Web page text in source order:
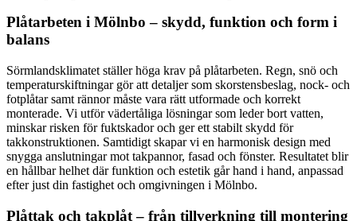
Plåtarbeten i Mölnbo – skydd, funktion och form i
balans
Sörmlandsklimatet ställer höga krav på plåtarbeten. Regn, snö och
temperaturskiftningar gör att detaljer som skorstensbeslag, nock- och
fotplåtar samt rännor måste vara rätt utformade och korrekt
monterade. Vi utför vädertåliga lösningar som leder bort vatten,
minskar risken för fuktskador och ger ett stabilt skydd för
takkonstruktionen. Samtidigt skapar vi en harmonisk design med
snygga anslutningar mot takpannor, fasad och fönster. Resultatet blir
en hållbar helhet där funktion och estetik går hand i hand, anpassad
efter just din fastighet och omgivningen i Mölnbo.
Plåttak och takplåt – från tillverkning till montering